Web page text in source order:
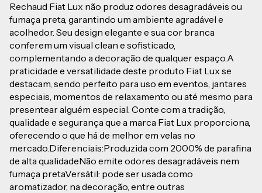
Rechaud Fiat Lux não produz odores desagradáveis ou
fumaça preta, garantindo um ambiente agradável e
acolhedor. Seu design elegante e sua cor branca
conferem um visual clean e sofisticado,
complementando a decoração de qualquer espaço.A
praticidade e versatilidade deste produto Fiat Lux se
destacam, sendo perfeito para uso em eventos, jantares
especiais, momentos de relaxamento ou até mesmo para
presentear alguém especial. Conte com a tradição,
qualidade e segurança que a marca Fiat Lux proporciona,
oferecendo o que há de melhor em velas no
mercado.Diferenciais:Produzida com 2000% de parafina
de alta qualidadeNão emite odores desagradáveis nem
fumaça pretaVersátil: pode ser usada como
aromatizador, na decoração, entre outras